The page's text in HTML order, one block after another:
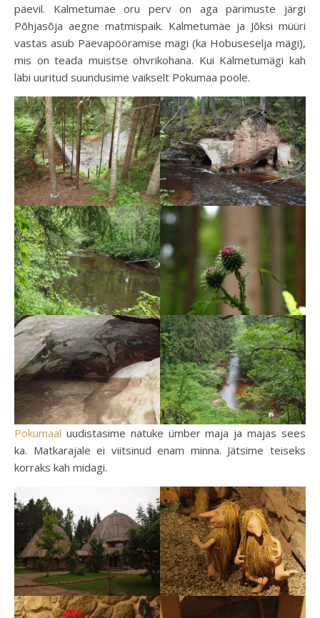
päevil. Kalmetumäe oru perv on aga pärimuste järgi
Põhjasõja aegne matmispaik. Kalmetumäe ja Jõksi müüri
vastas asub Päevapööramise mägi (ka Hobuseselja mägi),
mis on teada muistse ohvrikohana. Kui Kalmetumägi kah
läbi uuritud suundusime vaikselt Pokumaa poole.
Pokumaal uudistasime natuke ümber maja ja majas sees
ka. Matkarajale ei viitsinud enam minna. Jätsime teiseks
korraks kah midagi.